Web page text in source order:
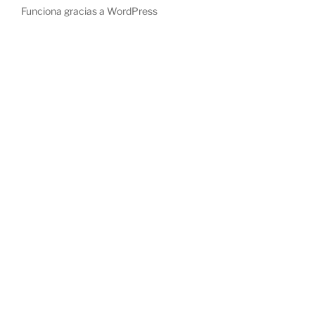
Funciona gracias a WordPress